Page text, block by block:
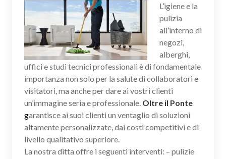
L’igiene e la
pulizia
all’interno di
negozi,
alberghi,
uffici e studi tecnici professionali è di fondamentale
importanza non solo per la salute di collaboratori e
visitatori, ma anche per dare ai vostri clienti
un’immagine seria e professionale. Oltre il Ponte
garantisce ai suoi clienti un ventaglio di soluzioni
altamente personalizzate, dai costi competitivi e di
livello qualitativo superiore.
La nostra ditta offre i seguenti interventi: – pulizie